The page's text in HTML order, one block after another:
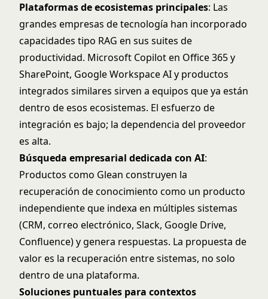
Plataformas de ecosistemas principales: Las
grandes empresas de tecnología han incorporado
capacidades tipo RAG en sus suites de
productividad. Microsoft Copilot en Office 365 y
SharePoint, Google Workspace AI y productos
integrados similares sirven a equipos que ya están
dentro de esos ecosistemas. El esfuerzo de
integración es bajo; la dependencia del proveedor
es alta.
Búsqueda empresarial dedicada con AI:
Productos como Glean construyen la
recuperación de conocimiento como un producto
independiente que indexa en múltiples sistemas
(CRM, correo electrónico, Slack, Google Drive,
Confluence) y genera respuestas. La propuesta de
valor es la recuperación entre sistemas, no solo
dentro de una plataforma.
Soluciones puntuales para contextos